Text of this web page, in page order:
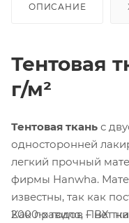
ОПИСАНИЕ
Тентовая
г/м²
Тентовая ткань с
односторонней
легкий прочный
фирмы Hanwha.
известны, так как
2000-х годов – нет
Как правило, ПВХ